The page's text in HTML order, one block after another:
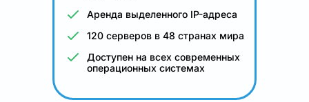
Аренда выделенного IP-адреса
120 серверов в 48 странах мира
Доступен на всех современных
операционных системах